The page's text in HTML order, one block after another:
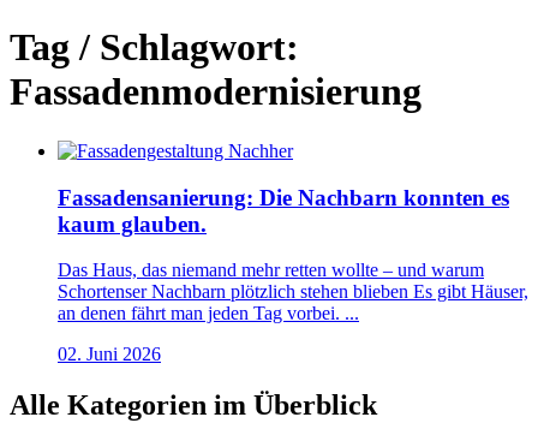
Tag / Schlagwort:
Fassadenmodernisierung
Fassadensanierung: Die Nachbarn konnten es
kaum glauben.
Das Haus, das niemand mehr retten wollte – und warum
Schortenser Nachbarn plötzlich stehen blieben Es gibt Häuser,
an denen fährt man jeden Tag vorbei. ...
02. Juni 2026
Alle Kategorien im Überblick